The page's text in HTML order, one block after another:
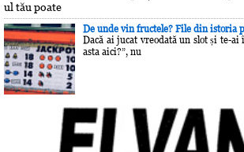
ul tău poate
De unde vin fructele? File din istoria
Dacă ai jucat vreodată un slot și te-ai
asta aici?”, nu